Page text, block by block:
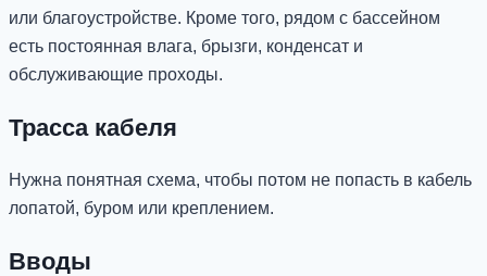
или благоустройстве. Кроме того, рядом с бассейном
есть постоянная влага, брызги, конденсат и
обслуживающие проходы.
Трасса кабеля
Нужна понятная схема, чтобы потом не попасть в кабель
лопатой, буром или креплением.
Вводы